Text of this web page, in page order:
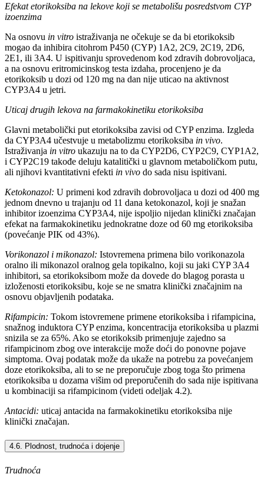
Efekat etorikoksiba na lekove koji se metabolišu posredstvom CYP
izoenzima
Na osnovu in vitro istraživanja ne očekuje se da bi etorikoksib
mogao da inhibira citohrom P450 (CYP) 1A2, 2C9, 2C19, 2D6,
2E1, ili 3A4. U ispitivanju sprovedenom kod zdravih dobrovoljaca,
a na osnovu eritromicinskog testa izdaha, procenjeno je da
etorikoksib u dozi od 120 mg na dan nije uticao na aktivnost
CYP3A4 u jetri.
Uticaj drugih lekova na farmakokinetiku etorikoksiba
Glavni metabolički put etorikoksiba zavisi od CYP enzima. Izgleda
da CYP3A4 učestvuje u metabolizmu etorikoksiba in vivo.
Istraživanja in vitro ukazuju na to da CYP2D6, CYP2C9, CYP1A2,
i CYP2C19 takođe deluju katalitički u glavnom metaboličkom putu,
ali njihovi kvantitativni efekti in vivo do sada nisu ispitivani.
Ketokonazol: U primeni kod zdravih dobrovoljaca u dozi od 400 mg
jednom dnevno u trajanju od 11 dana ketokonazol, koji je snažan
inhibitor izoenzima CYP3A4, nije ispoljio nijedan klinički značajan
efekat na farmakokinetiku jednokratne doze od 60 mg etorikoksiba
(povećanje PIK od 43%).
Vorikonazol i mikonazol: Istovremena primena bilo vorikonazola
oralno ili mikonazol oralnog gela topikalno, koji su jaki CYP 3A4
inhibitori, sa etorikoksibom može da dovede do blagog porasta u
izloženosti etorikoksibu, koje se ne smatra klinički značajnim na
osnovu objavljenih podataka.
Rifampicin: Tokom istovremene primene etorikoksiba i rifampicina,
snažnog induktora CYP enzima, koncentracija etorikoksiba u plazmi
snizila se za 65%. Ako se etorikoksib primenjuje zajedno sa
rifampicinom zbog ove interakcije može doći do ponovne pojave
simptoma. Ovaj podatak može da ukaže na potrebu za povećanjem
doze etorikoksiba, ali to se ne preporučuje zbog toga što primena
etorikoksiba u dozama višim od preporučenih do sada nije ispitivana
u kombinaciji sa rifampicinom (videti odeljak 4.2).
Antacidi: uticaj antacida na farmakokinetiku etorikoksiba nije
klinički značajan.
4.6. Plodnost, trudnoća i dojenje
Trudnoća